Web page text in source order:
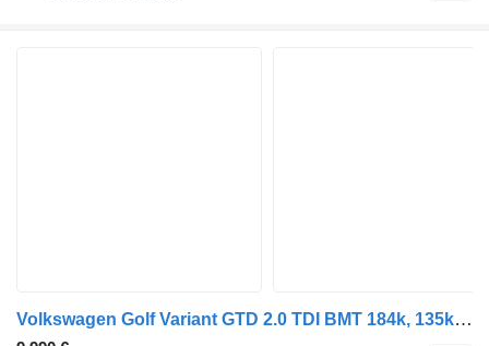
Volkswagen Golf Variant GTD 2.0 TDI BMT 184k, 135kW, M6, 5d. /AJ NA SPLÁTKY